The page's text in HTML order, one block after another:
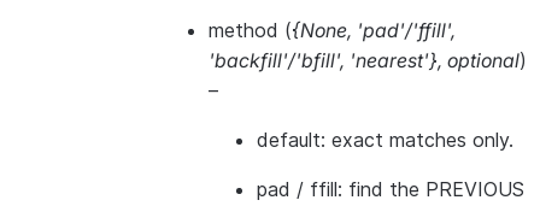
method ({None, 'pad'/'ffill',
'backfill'/'bfill', 'nearest'}, optional)
–
default: exact matches only.
pad / ffill: find the PREVIOUS